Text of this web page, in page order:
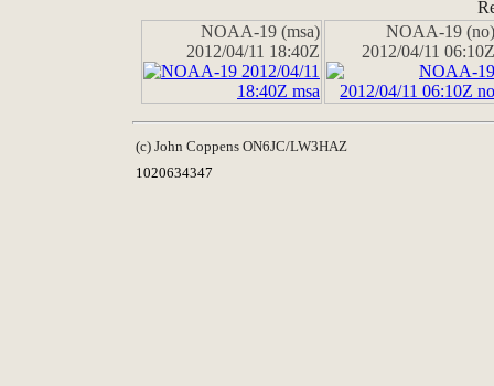
NOAA-19 (msa)
2012/04/11 18:40Z
NOAA-19 (no)
2012/04/11 06:10Z
(c) John Coppens ON6JC/LW3HAZ
1020634347